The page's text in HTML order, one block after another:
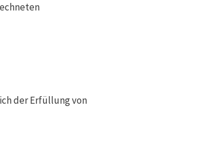
der Erfüllung von